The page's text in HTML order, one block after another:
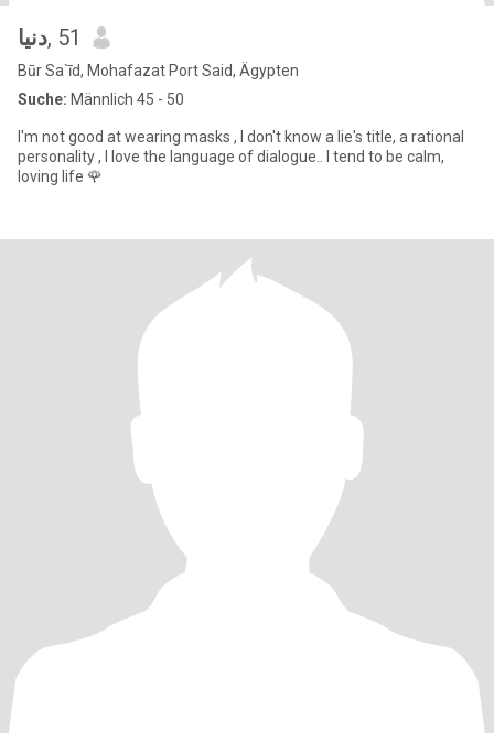
دنيا, 51
Būr Sa`īd, Mohafazat Port Said, Ägypten
Suche: Männlich 45 - 50
I'm not good at wearing masks , I don't know a lie's title, a rational
personality , I love the language of dialogue.. I tend to be calm,
loving life 🌹